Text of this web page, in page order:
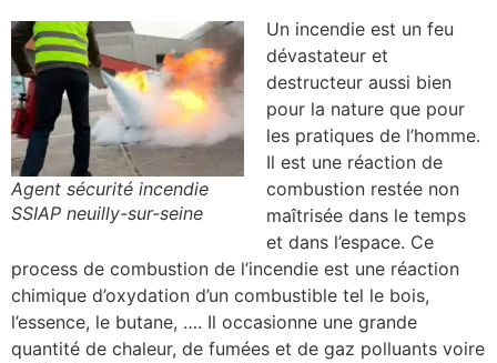
Agent sécurité incendie
SSIAP neuilly-sur-seine
Un incendie est un feu
dévastateur et
destructeur aussi bien
pour la nature que pour
les pratiques de l’homme.
Il est une réaction de
combustion restée non
maîtrisée dans le temps
et dans l’espace. Ce
process de combustion de l’incendie est une réaction
chimique d’oxydation d’un combustible tel le bois,
l’essence, le butane, …. Il occasionne une grande
quantité de chaleur, de fumées et de gaz polluants voire